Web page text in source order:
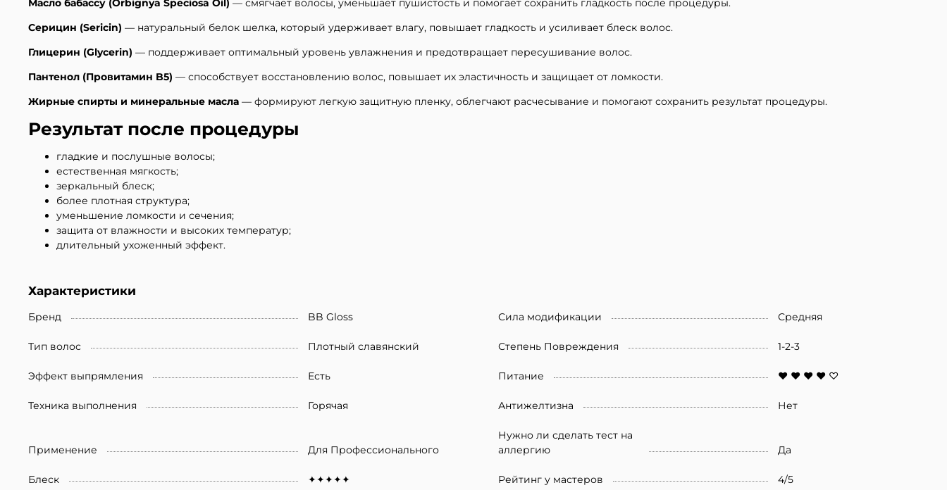
Масло бабассу (Orbignya Speciosa Oil) — смягчает волосы, уменьшает пушистость и помогает сохранить гладкость после процедуры.
Серицин (Sericin) — натуральный белок шелка, который удерживает влагу, повышает гладкость и усиливает блеск волос.
Глицерин (Glycerin) — поддерживает оптимальный уровень увлажнения и предотвращает пересушивание волос.
Пантенол (Провитамин B5) — способствует восстановлению волос, повышает их эластичность и защищает от ломкости.
Жирные спирты и минеральные масла — формируют легкую защитную пленку, облегчают расчесывание и помогают сохранить результат процедуры.
Результат после процедуры
гладкие и послушные волосы;
естественная мягкость;
зеркальный блеск;
более плотная структура;
уменьшение ломкости и сечения;
защита от влажности и высоких температур;
длительный ухоженный эффект.
Характеристики
Бренд BB Gloss Сила модификации Средняя
Тип волос Плотный славянский Степень Повреждения 1-2-3
Эффект выпрямления Есть Питание ♥ ♥ ♥ ♥ ♡
Техника выполнения Горячая Антижелтизна Нет
Применение Для Профессионального
Нужно ли сделать тест на
аллергию
Да
Блеск ✦✦✦✦✦ Рейтинг у мастеров 4/5